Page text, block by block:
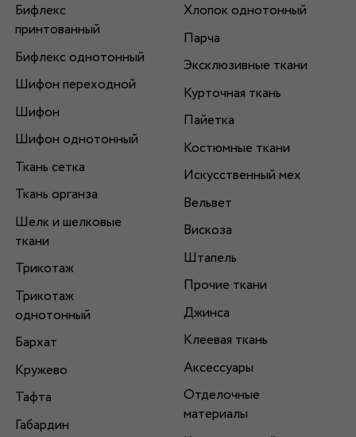
Бифлекс
принтованный
Бифлекс однотонный
Шифон переходной
Шифон
Шифон однотонный
Ткань сетка
Ткань органза
Шелк и шелковые
ткани
Трикотаж
Трикотаж
однотонный
Бархат
Кружево
Тафта
Габардин
Хлопок однотонный
Парча
Эксклюзивные ткани
Курточная ткань
Пайетка
Костюмные ткани
Искусственный мех
Вельвет
Вискоза
Штапель
Прочие ткани
Джинса
Клеевая ткань
Аксессуары
Отделочные
материалы